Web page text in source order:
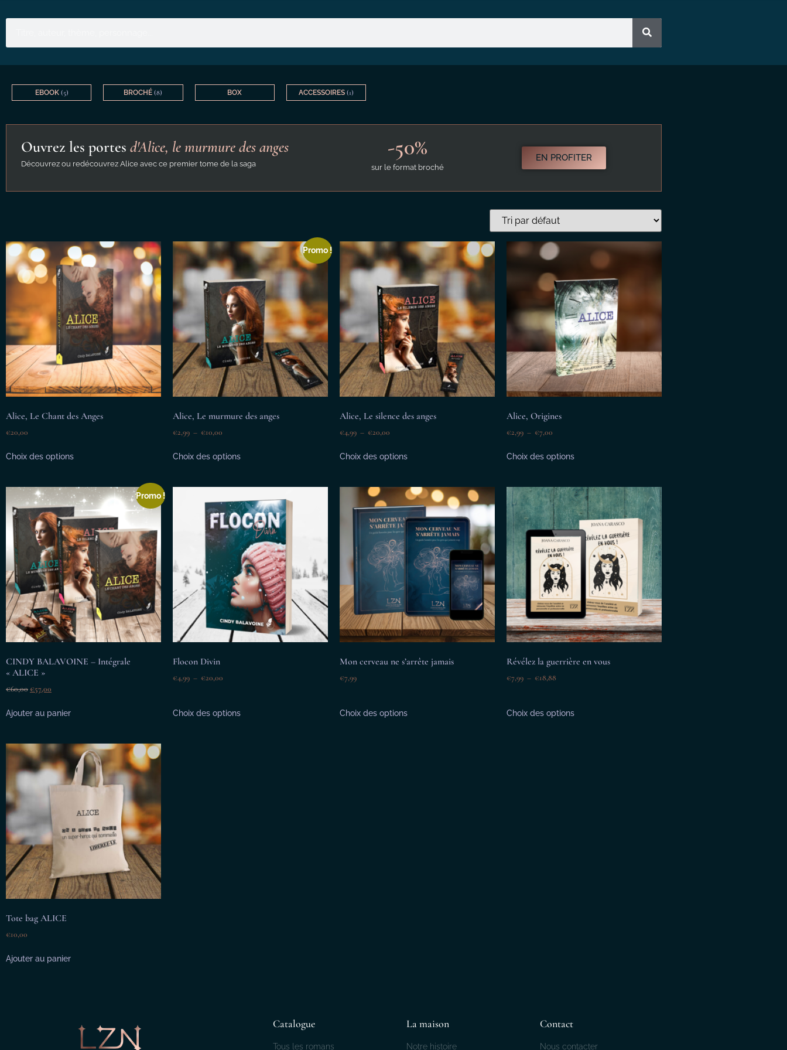
EBOOK (5) BROCHÉ(8) BOX ACCESSOIRES (1)
Ouvrez les portes d'Alice, le murmure des anges
Découvrez ou redécouvrez Alice avec ce premier tome de la saga
-50%
sur le format broché
EN PROFITER
Alice, Le Chant des Anges
€20,00
Choix des options
Promo !
Alice, Le murmure des anges
€2,99 – €10,00
Choix des options
Alice, Le silence des anges
€4,99 – €20,00
Choix des options
Alice, Origines
€2,99 – €7,00
Choix des options
Promo !
CINDY BALAVOINE – Intégrale
« ALICE »
€60,00€57,00
Ajouter au panier
Flocon Divin
€4,99 – €20,00
Choix des options
Mon cerveau ne s’arrête jamais
€7,99
Choix des options
Révélez la guerrière en vous
€7,99 – €18,88
Choix des options
Tote bag ALICE
€10,00
Ajouter au panier
Catalogue
Tous les romans
La maison
Notre histoire
Contact
Nous contacter